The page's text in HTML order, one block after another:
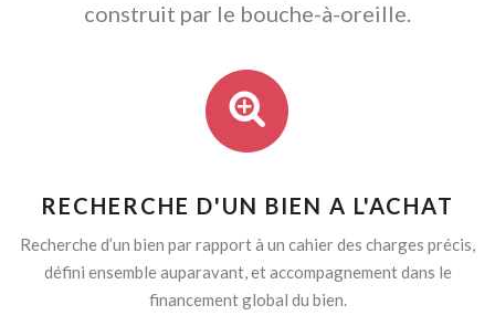
construit par le bouche-à-oreille.
RECHERCHE D'UN BIEN A L'ACHAT
Recherche d’un bien par rapport à un cahier des charges précis,
défini ensemble auparavant, et accompagnement dans le
financement global du bien.